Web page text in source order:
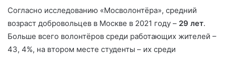
Согласно исследованию «Мосволонтёра», средний
возраст добровольцев в Москве в 2021 году – 29 лет.
Больше всего волонтёров среди работающих жителей –
43, 4%, на втором месте студенты – их среди